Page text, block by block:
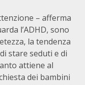
– afferma
l’ADHD, sono
la tendenza
stare seduti e di
attiene al
dei bambini